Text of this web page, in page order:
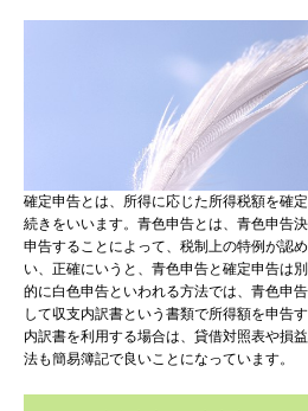
確定申告とは、所得に応じた所得税額を確
続きをいいます。青色申告とは、青色申告
申告することによって、税制上の特例が認
い、正確にいうと、青色申告と確定申告は
的に白色申告といわれる方法では、青色申
して収支内訳書という書類で所得額を申告
内訳書を利用する場合は、貸借対照表や損
法も簡易簿記で良いことになっています。